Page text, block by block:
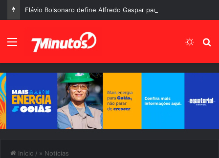
Menu
Início / » Notícias